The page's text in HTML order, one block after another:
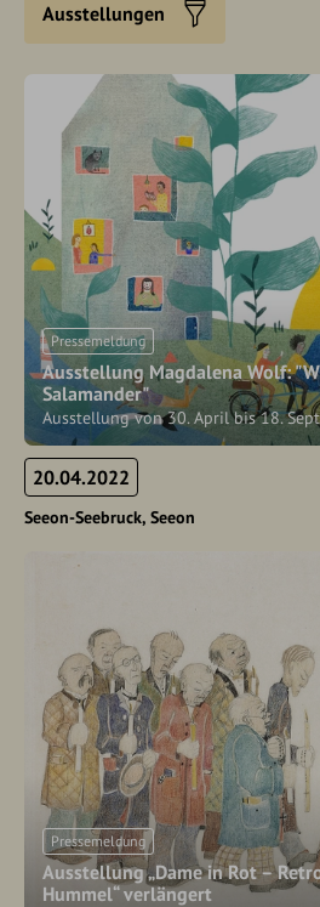
Ausstellungen
Pressemeldung
Ausstellung Magdalena Wolf:
Salamander"
Ausstellung von 30. April bis 18.
20.04.2022
Seeon-Seebruck Seeon
Pressemeldung
Ausstellung „Dame in Rot –
Hummel“ verlängert